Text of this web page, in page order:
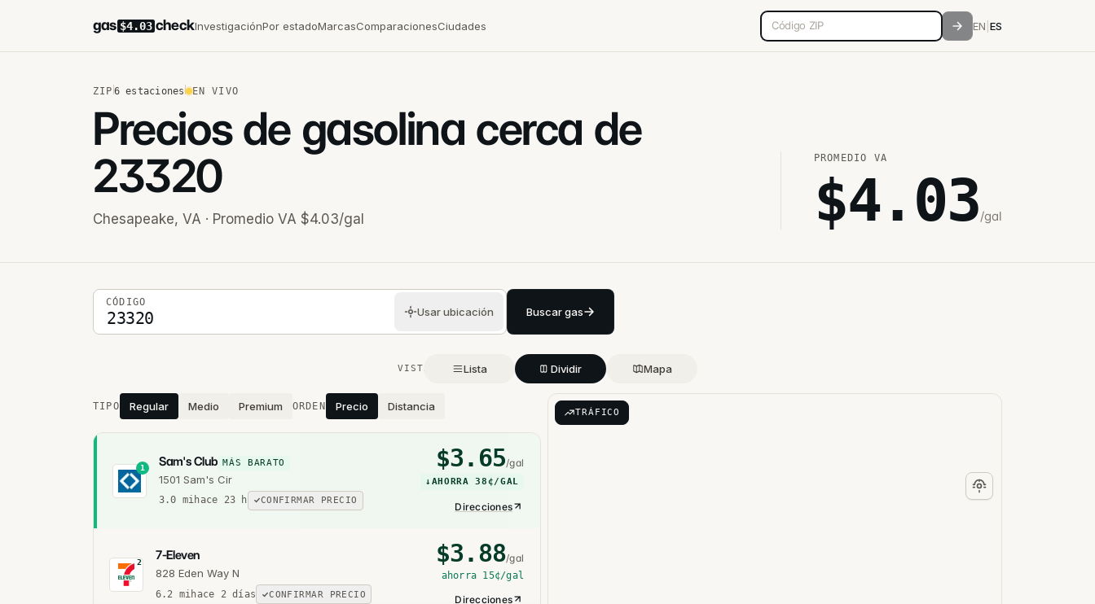
gas $4.03 checkInvestigaciónPor estadoMarcasComparacionesCiudades Código postal de 5 dígitos EN ES
ZIP 6 estaciones EN VIVO
Precios de gasolina cerca de
23320
Chesapeake, VA · Promedio VA $4.03/gal
PROMEDIO VA
$4.03/gal
Código postal de 5 dígitos
CÓDIGO
Usar ubicación Buscar gas
VISTA Lista Dividir Mapa
Estaciones cercanas
TIPO Regular Medio Premium ORDEN Precio Distancia
1 Sam's Club MÁS BARATO
1501 Sam's Cir
3.0 mihace 23 h CONFIRMAR PRECIO
$3.65/gal
↓ AHORRA 38¢/GAL
Direcciones
2 7-Eleven
828 Eden Way N
6.2 mi hace 2 días CONFIRMAR PRECIO
$3.88/gal
ahorra 15¢/gal
Direcciones
TRÁFICO